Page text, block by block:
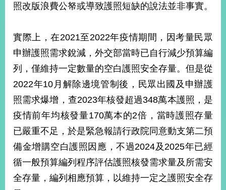
濟
落
國
台
海
平
護
照
回
頁
網
站
關
照改版浪費公帑或導致護照短缺的說法並非事實。
實際上，在2021至2022年疫情期間，因考量民眾
申辦護照需求銳減，外交部當時已自行減少預算編
列，僅維持一定數量的空白護照安全存量。但是從
2022年10月解除邊境管制後，民眾出國及申辦護
照需求爆增，查2023年核發超過348萬本護照，是
疫情前年均核發量170萬本的2倍，當時護照存量
已嚴重不足，於是緊急報請行政院同意動支第二預
備金增購空白護照因應，不過2024及2025年已經
循一般預算編列程序評估護照核發需求量及所需安
全存量，編列相應預算，以維持一定之護照安全存